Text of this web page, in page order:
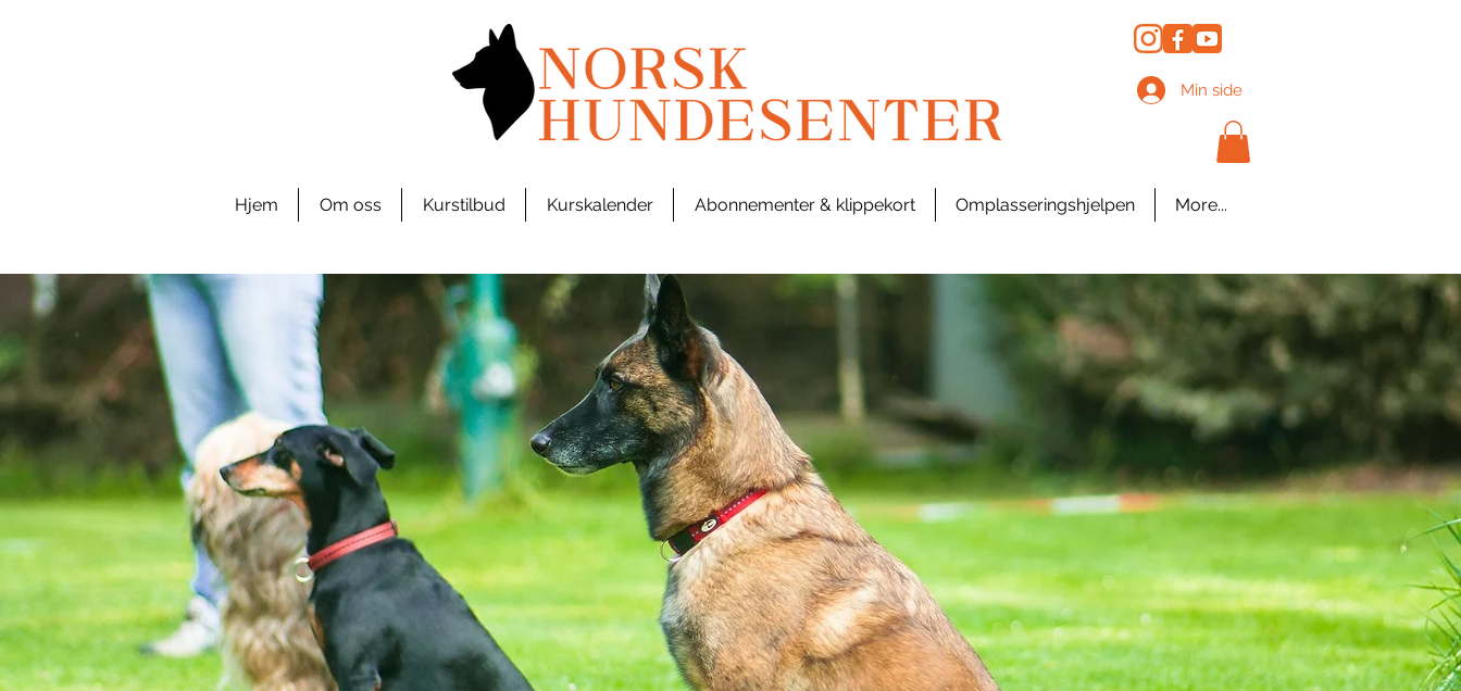
Min side
Hjem Om oss Kurstilbud Kurskalender Abonnementer & klippekort Omplasseringshjelpen More...